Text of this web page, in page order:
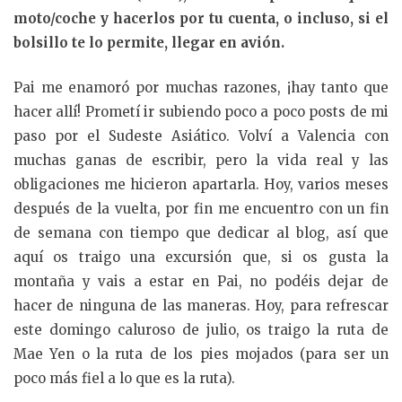
moto/coche y hacerlos por tu cuenta, o incluso, si el
bolsillo te lo permite, llegar en avión.
Pai me enamoró por muchas razones, ¡hay tanto que
hacer allí! Prometí ir subiendo poco a poco posts de mi
paso por el Sudeste Asiático. Volví a Valencia con
muchas ganas de escribir, pero la vida real y las
obligaciones me hicieron apartarla. Hoy, varios meses
después de la vuelta, por fin me encuentro con un fin
de semana con tiempo que dedicar al blog, así que
aquí os traigo una excursión que, si os gusta la
montaña y vais a estar en Pai, no podéis dejar de
hacer de ninguna de las maneras. Hoy, para refrescar
este domingo caluroso de julio, os traigo la ruta de
Mae Yen o la ruta de los pies mojados (para ser un
poco más fiel a lo que es la ruta).